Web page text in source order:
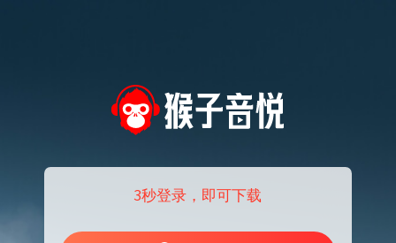
3秒登录，即可下载